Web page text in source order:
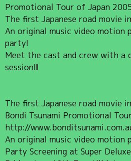
Promotional Tour of Japan
The first Japanese road movie
An original music video motion
party!
Meet the cast and crew with a
session!!!
The first Japanese road movie
Bondi Tsunami Promotional
http://
An original music video motion
Party Screening at Super Deluxe